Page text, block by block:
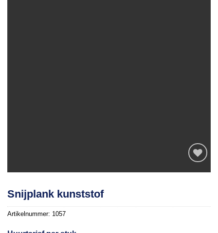
verlanglijst
Snijplank kunststof
Artikelnummer: 1057